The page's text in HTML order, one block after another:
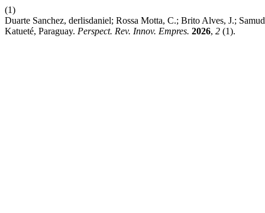
(1)
Duarte Sanchez, derlisdaniel; Rossa Motta, C.; Brito Alves, J.;
Katueté, Paraguay. Perspect. Rev. Innov. Empres. 2026, 2 (1).